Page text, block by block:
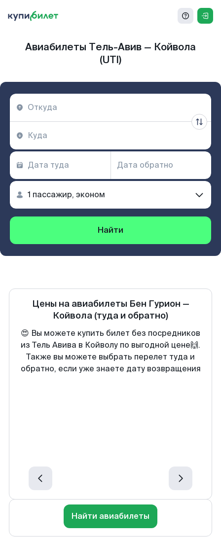
Авиабилеты Тель-Авив — Койвола
(UTI)
Найти
Цены на авиабилеты Бен Гурион —
Койвола (туда и обратно)
😍 Вы можете купить билет без посредников
из Тель Авива в Койволу по выгодной цене🙌.
Также вы можете выбрать перелет туда и
обратно, если уже знаете дату возвращения
Найти авиабилеты